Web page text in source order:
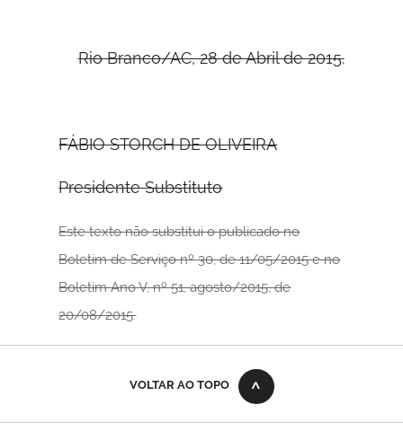
Rio Branco/AC, 28 de Abril de 2015.
FÁBIO STORCH DE OLIVEIRA
Presidente Substituto
Este texto não substitui o publicado no
Boletim de Serviço nº 30, de 11/05/2015e no
Boletim Ano V, nº 51, agosto/2015, de
20/08/2015.
VOLTAR AO TOPO